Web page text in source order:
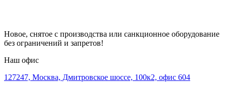
Новое, снятое с производства или санкционное оборудование
без ограничений и запретов!
Наш офис
127247, Москва, Дмитровское шоссе, 100к2, офис 604